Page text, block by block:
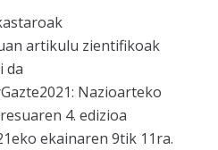
artikulu zientifikoak
da
Nazioarteko
4. edizioa
ekainaren 9tik 11ra.